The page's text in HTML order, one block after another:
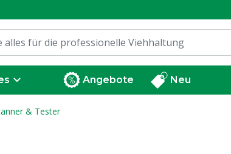
Angebote Neu
& Tester